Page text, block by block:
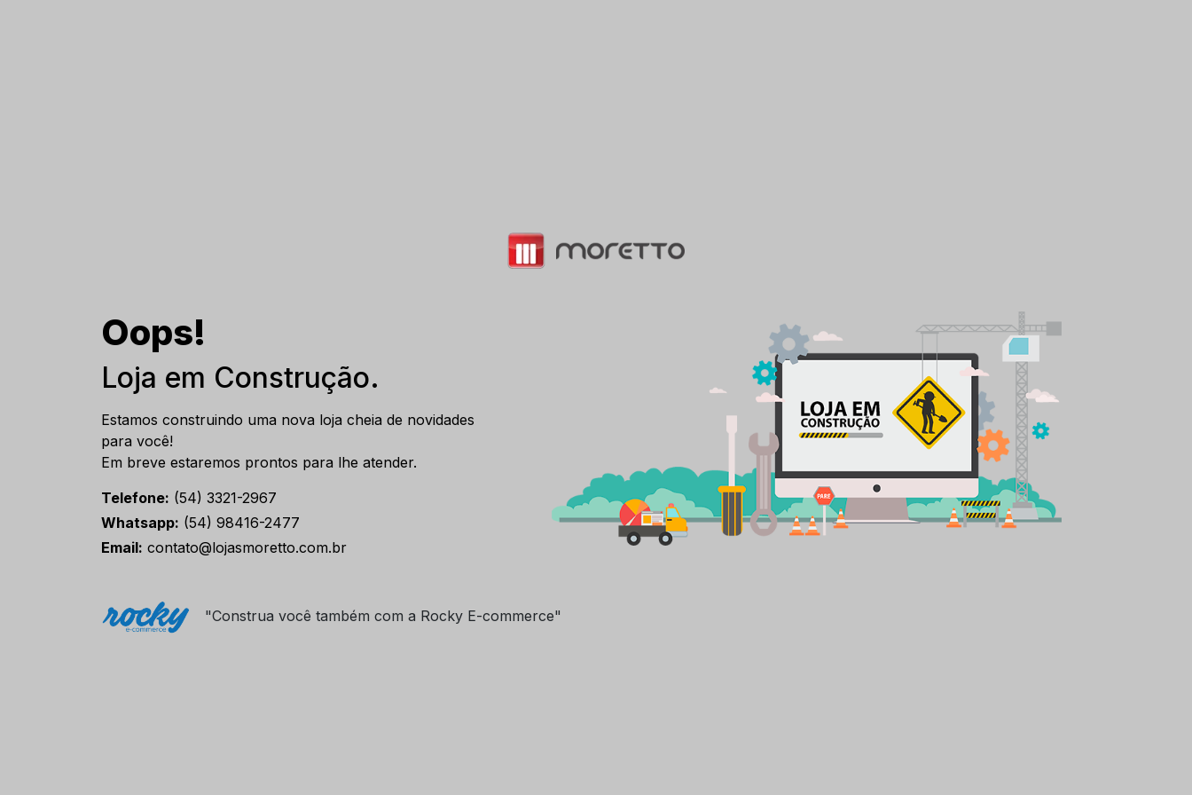
Oops!
Loja em Construção.
Estamos construindo uma nova loja cheia de novidades
para você!
Em breve estaremos prontos para lhe atender.
Telefone: (54) 3321-2967
Whatsapp: (54) 98416-2477
Email: contato@lojasmoretto.com.br
"Construa você também com a Rocky E-commerce"